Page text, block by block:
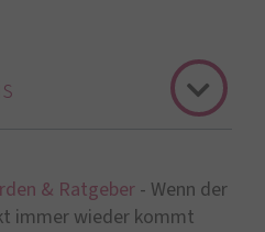
& Ratgeber- Wenn der
immer wieder kommt